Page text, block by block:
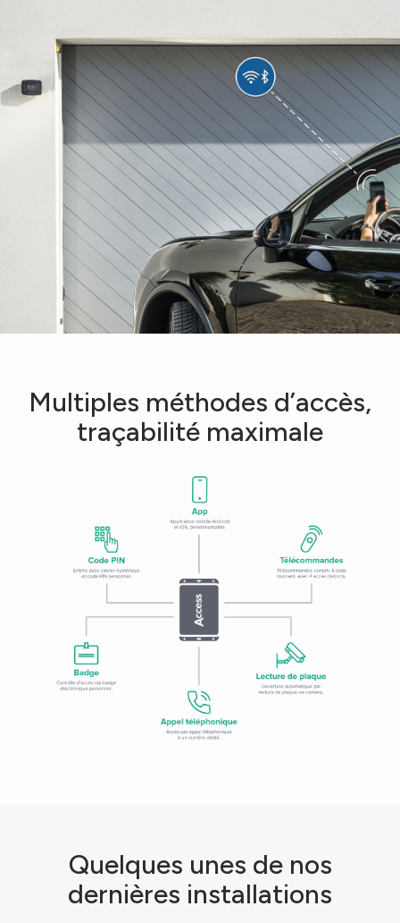
Multiples méthodes d’accès,
traçabilité maximale
Quelques unes de nos
dernières installations